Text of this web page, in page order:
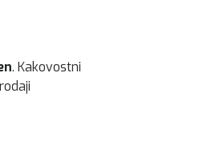
. Kakovostni